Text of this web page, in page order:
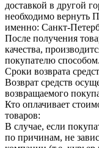
доставкой в другой
необходимо вернуть
именно: Санкт-
После получения
качества,
покупателю способом.
Сроки возврата
Возврат средств
возвращаемого
Кто оплачивает
товаров:
В случае, если
по причинам, не